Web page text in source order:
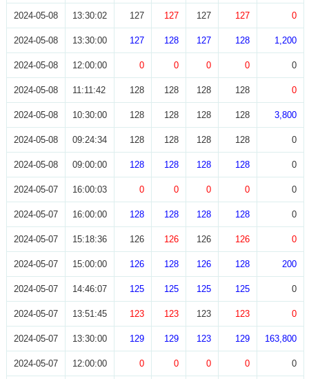
2024-05-08 13:30:02 127 127 127 127 0
2024-05-08 13:30:00 127 128 127 128 1,200
2024-05-08 12:00:00 0 0 0 0 0
2024-05-08 11:11:42 128 128 128 128 0
2024-05-08 10:30:00 128 128 128 128 3,800
2024-05-08 09:24:34 128 128 128 128 0
2024-05-08 09:00:00 128 128 128 128 0
2024-05-07 16:00:03 0 0 0 0 0
2024-05-07 16:00:00 128 128 128 128 0
2024-05-07 15:18:36 126 126 126 126 0
2024-05-07 15:00:00 126 128 126 128 200
2024-05-07 14:46:07 125 125 125 125 0
2024-05-07 13:51:45 123 123 123 123 0
2024-05-07 13:30:00 129 129 123 129 163,800
2024-05-07 12:00:00 0 0 0 0 0